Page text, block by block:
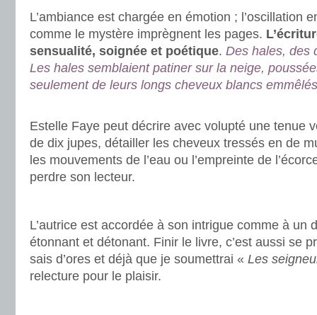
L’ambiance est chargée en émotion ; l’oscillation
comme le mystère imprègnent les pages.
sensualité, soignée et poétique. Des hales, des
Les hales semblaient patiner sur la neige,
seulement de leurs longs cheveux blancs
Estelle Faye peut décrire avec volupté une tenue
de dix jupes, détailler les cheveux tressés en de
les mouvements de l’eau ou l’empreinte de
perdre son lecteur.
L’autrice est accordée à son intrigue comme à un
étonnant et détonant. Finir le livre, c’est aussi se
sais d’ores et déjà que je soumettrai « Les
relecture pour le plaisir.